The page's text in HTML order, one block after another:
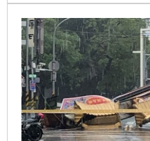
管制，並通知台電公司人
北報導